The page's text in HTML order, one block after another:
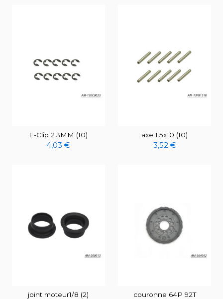
E-Clip 2.3MM (10)
4,03 €
axe 1.5x10 (10)
3,52 €
joint moteur1/8 (2) couronne 64P 92T